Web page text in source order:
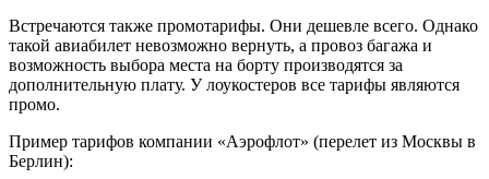
Встречаются также промотарифы. Они дешевле всего. Однако
такой авиабилет невозможно вернуть, а провоз багажа и
возможность выбора места на борту производятся за
дополнительную плату. У лоукостеров все тарифы являются
промо.
Пример тарифов компании «Аэрофлот» (перелет из Москвы в
Берлин):